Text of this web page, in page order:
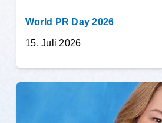
World PR Day 2026
15. Juli 2026